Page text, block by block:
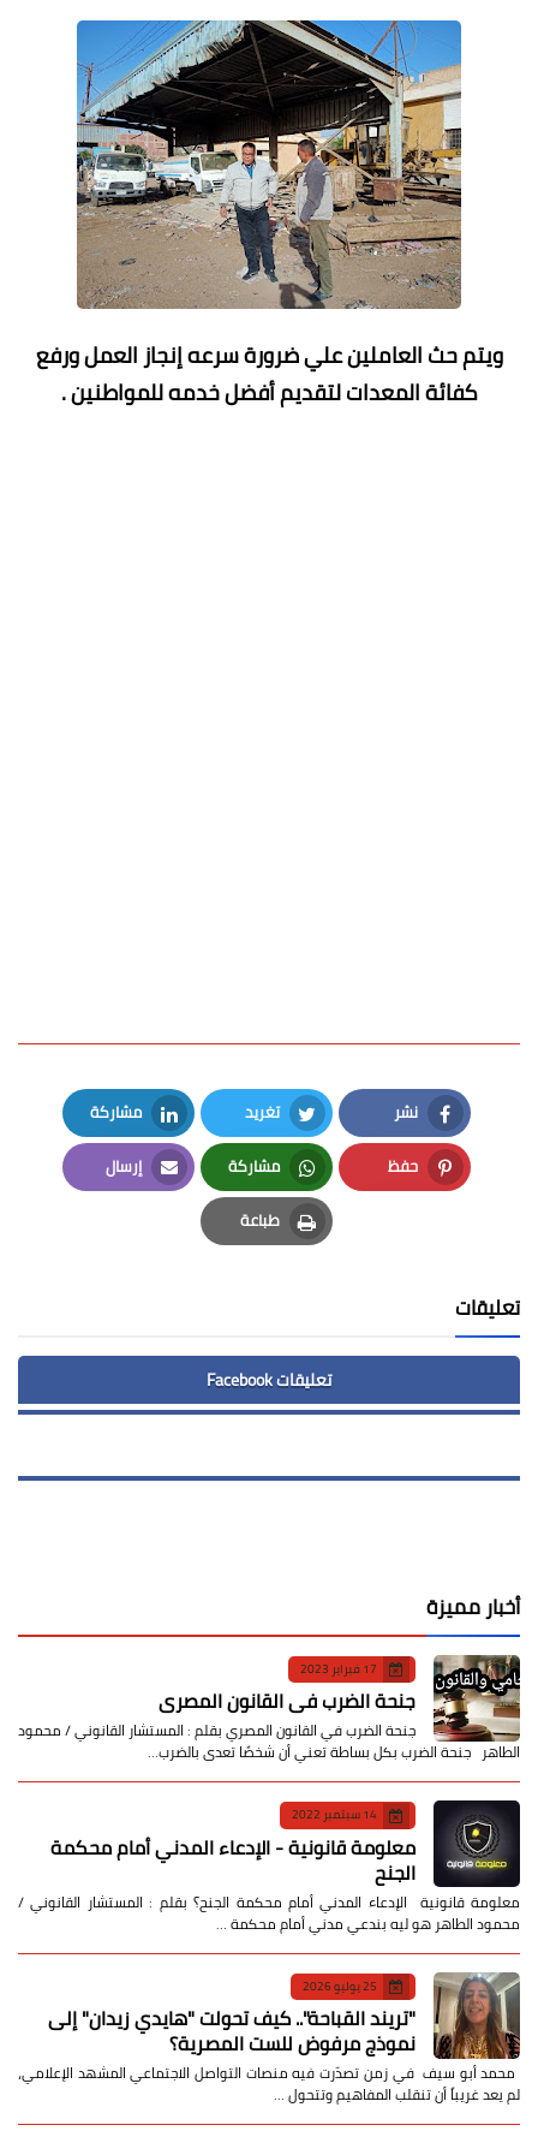
ويتم حث العاملين علي ضرورة سرعه إنجاز العمل ورفع
كفائة المعدات لتقديم أفضل خدمه للمواطنين .
نشر
Facebook
تغريد
Twitter
مشاركة
LinkedIn
حفظ
Pinterest
مشاركة
Whatsapp
إرسال
Email
طباعة
Print
تعليقات
تعليقات Facebook
أخبار مميزة
17 فبراير 2023
جنحة الضرب في القانون المصري
جنحة الضرب في القانون المصري بقلم : المستشار القانوني / محمود
الطاهر جنحة الضرب بكل بساطة تعني أن شخصًا تعدى بالضرب…
14 سبتمبر 2022
معلومة قانونية - الإدعاء المدني أمام محكمة
الجنح
معلومة قانونية الإدعاء المدني أمام محكمة الجنح؟ بقلم : المستشار القانوني /
محمود الطاهر هو ليه بندعي مدني أمام محكمة …
25 يوليو 2026
​"تريند القباحة".. كيف تحولت "هايدي زيدان" إلى
نموذج مرفوض للست المصرية؟
​ محمد أبو سيف ​في زمن تصدّرت فيه منصات التواصل الاجتماعي المشهد الإعلامي،
لم يعد غريباً أن تنقلب المفاهيم وتتحول …